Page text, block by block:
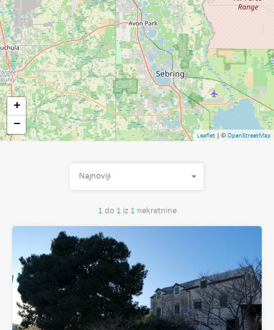
+
−
Leaflet | ©OpenStreetMap
1 do 1 iz 1 nekretnine
Najnoviji